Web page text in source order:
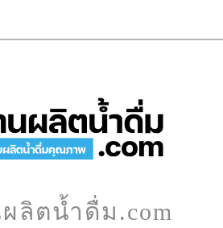
ลิตน้ำดื่ม.com